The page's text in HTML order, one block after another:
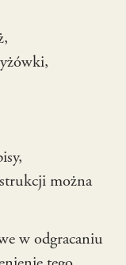
można
w odgracaniu